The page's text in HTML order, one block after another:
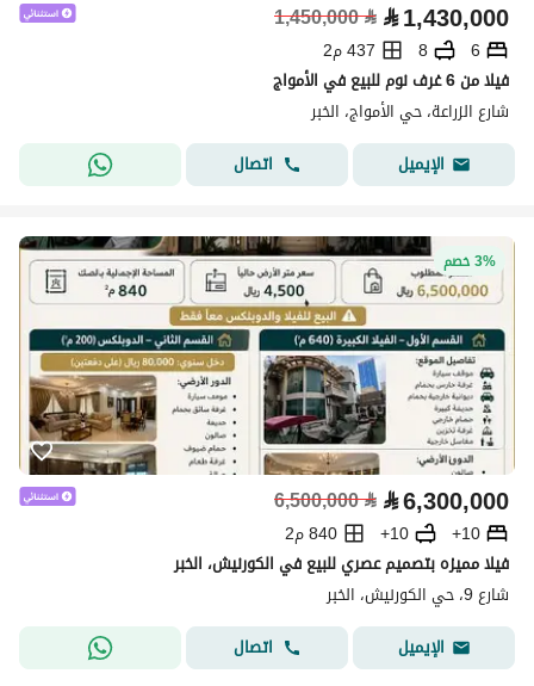
⃁1,430,000
⃁
1,450,000
6
8
437 م2
فيلا من 6 غرف نوم للبيع في الأمواج
شارع الزراعة، حي الأمواج، الخبر
الإيميل
اتصال
3% خصم
⃁6,300,000
⃁
6,500,000
10+
10+
840 م2
فيلا مميزه بتصميم عصري للبيع في الكورنيش، الخبر
شارع 9، حي الكورنيش، الخبر
الإيميل
اتصال